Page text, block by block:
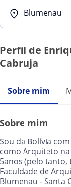
Blumenau
Perfil de
Cabruja
Sobre mim
Sobre mim
Sou da Bolívia
como Arquiteto na
5anos (pelo tanto,
Faculdade de
Blumenau - Santa